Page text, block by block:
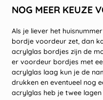
NOG MEER KEUZE
Als je liever het
bordje voordeur zet, dan
acrylglas bordjes zijn de
er voordeur bordjes met
acrylglas laag kun je de
drukken en eventueel nog
acrylglas heb je twee